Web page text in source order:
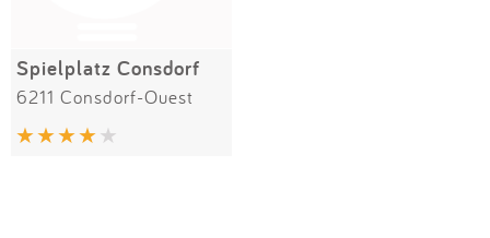
Spielplatz Consdorf
6211 Consdorf-Ouest